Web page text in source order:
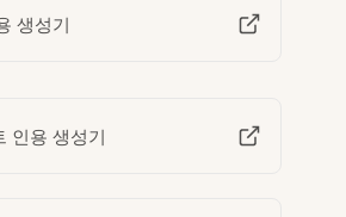
생성기
인용 생성기